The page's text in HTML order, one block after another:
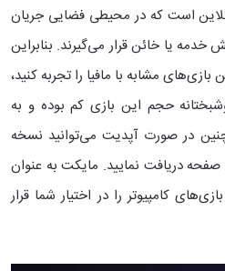
است که در محیطی فضایی جریان
خدمه یا خائن قرار می‌گیرند. بنابراین
مشابه با مافیا را تجربه کنید،
حجم این بازی کم بوده و به
در صورت آپدیت می‌توانید نسخه
صفحه دریافت نمایید. مایکت به عنوان
کامپیوتر را در اختیار شما قرار